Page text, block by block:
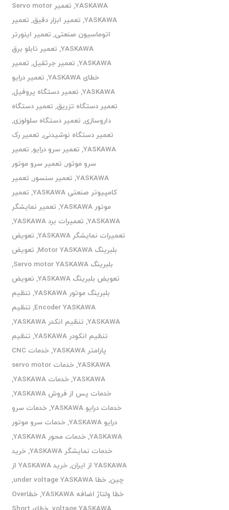
YASKAWA
,
تعمیر Servo motor
YASKAWA
, تعمیر ابزار دقیق, تعمیر
اتوماسیون صنعتی, تعمیر اینورتر
YASKAWA
, تعمیر تابلو برق
YASKAWA
, تعمیر جرثقیل, تعمیر
خطای YASKAWA
, تعمیر درایو
YASKAWA
, تعمیر دستگاه پروفیل,
تعمیر دستگاه تزریق, تعمیر دستگاه
داروسازی, تعمیر دستگاه سلولوزی,
تعمیر دستگاه نوشیدنی, تعمیر رک
YASKAWA
, تعمیر سرو درایو, تعمیر
سرو موتور, تعمیر سرو موتور
YASKAWA
, تعمیر سنسور, تعمیر
کامپیوتر صنعتی YASKAWA
, تعمیر
موتور YASKAWA
, تعمیر نمایشگر
YASKAWA
, تعمیرات برد YASKAWA
,
تعمیرات نمایشگر YASKAWA
, تعویض
بلبرینگ Motor YASKAWA
, تعویض
بلبرینگ Servo motor YASKAWA
,
تعویض بلبرینگ YASKAWA
, تعویض
بلبرینگ موتور YASKAWA
, تنظیم
Encoder YASKAWA
, تنظیم
YASKAWA
, تنظیم انکدر YASKAWA
,
تنظیم انکودر YASKAWA
, تنظیم
پارامتر YASKAWA
,
خدمات CNC
YASKAWA
,
خدمات servo motor
YASKAWA
,خدمات YASKAWA
,
خدمات پس از فروش YASKAWA
,
خدمات درایو YASKAWA
,خدمات سرو
درایو YASKAWA
,خدمات سرو موتور
YASKAWA
,خدمات محور YASKAWA
,
خدمات نمایشگر YASKAWA
,خرید
YASKAWA از ایران
,
خرید YASKAWA از
چین,خطا under voltage YASKAWA
,
خطا ولتاژ اضافه YASKAWA
,
خطاOver